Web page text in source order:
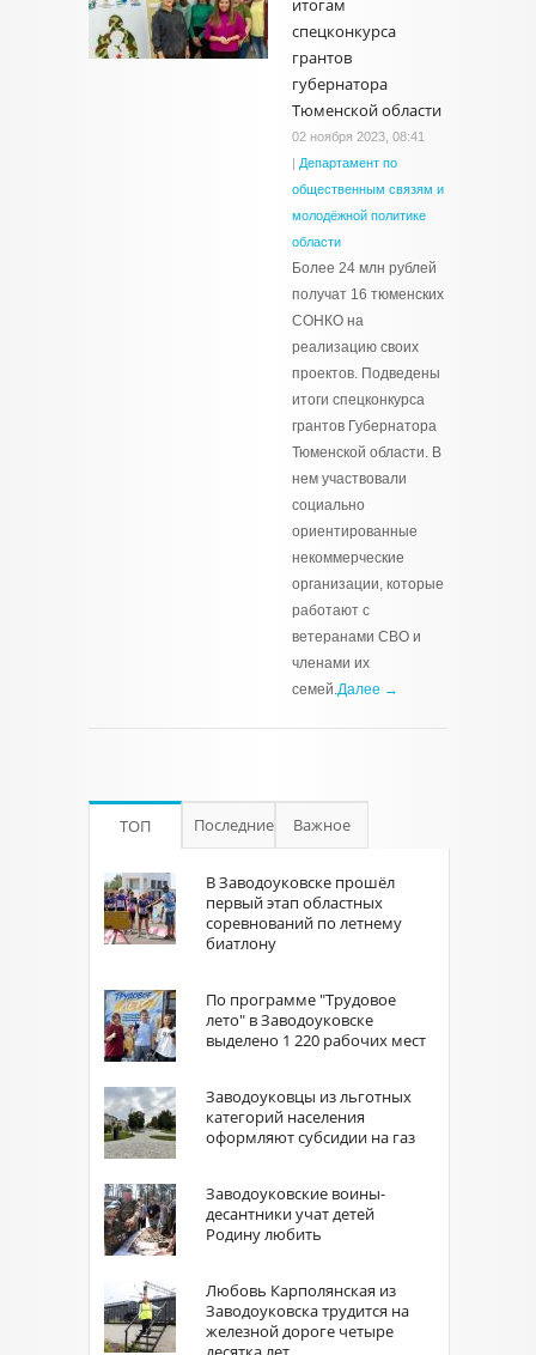
итогам
спецконкурса
грантов
губернатора
Тюменской области
02 ноября 2023, 08:41
| Департамент по
общественным связям и
молодёжной политике
области
Более 24 млн рублей
получат 16 тюменских
СОНКО на
реализацию своих
проектов. Подведены
итоги спецконкурса
грантов Губернатора
Тюменской области. В
нем участвовали
социально
ориентированные
некоммерческие
организации, которые
работают с
ветеранами СВО и
членами их
семей.Далее →
ТОП Последние Важное
В Заводоуковске прошёл
первый этап областных
соревнований по летнему
биатлону
По программе "Трудовое
лето" в Заводоуковске
выделено 1 220 рабочих мест
Заводоуковцы из льготных
категорий населения
оформляют субсидии на газ
Заводоуковские воины-
десантники учат детей
Родину любить
Любовь Карполянская из
Заводоуковска трудится на
железной дороге четыре